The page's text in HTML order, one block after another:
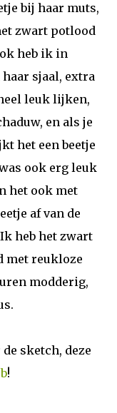
bij haar muts,
zwart potlood
heb ik in
sjaal, extra
leuk lijken,
en als je
het een beetje
ook erg leuk
het ook met
af van de
heb het zwart
met reukloze
modderig,
sketch, deze
!